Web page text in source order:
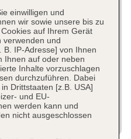
einwilligen und
wir sowie unsere bis zu
auf Ihrem Gerät
verwenden und
B. IP-Adresse] von Ihnen
Ihnen auf oder neben
Inhalte vorzuschlagen
durchzuführen. Dabei
Drittstaaten [z.B. USA]
und EU-
werden kann und
nicht ausgeschlossen